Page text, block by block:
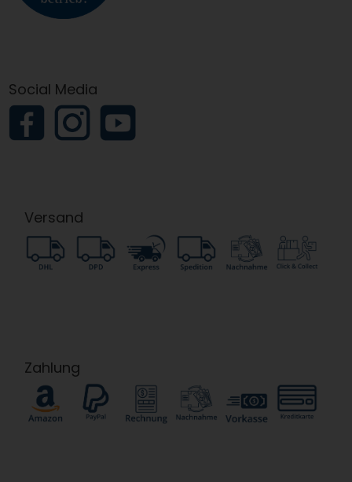
Social Media
Versand
Zahlung